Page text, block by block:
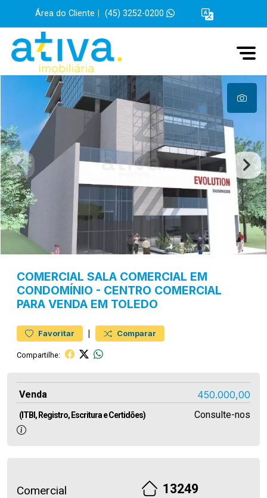
Área do Cliente (45) 3252-0200
COMERCIAL SALA COMERCIAL EM
CONDOMÍNIO - CENTRO COMERCIAL
PARA VENDA EM TOLEDO
Favoritar | Comparar
Compartilhe:
Venda 450.000,00
(ITBI, Registro, Escritura e Certidões) Consulte-nos
Comercial 13249